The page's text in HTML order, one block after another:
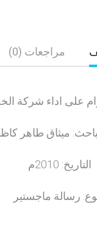
مراجعات (0)
على اداء شركة
ميثاق طاهر
التاريخ: 2010م
رسالة ماجستير